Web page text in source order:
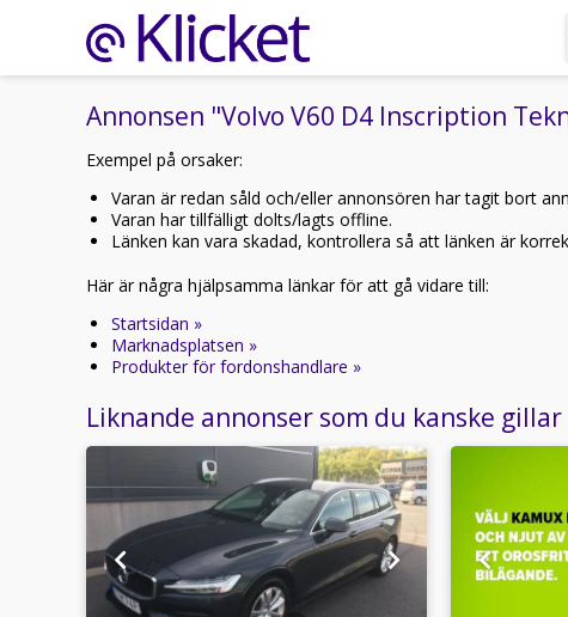
Annonsen "Volvo V60 D4 Inscription
Exempel på orsaker:
Varan är redan såld och/eller annonsören har tagit bort
Varan har tillfälligt dolts/lagts offline.
Länken kan vara skadad, kontrollera så att länken är
Här är några hjälpsamma länkar för att gå vidare till:
Startsidan »
Marknadsplatsen »
Produkter för fordonshandlare »
Liknande annonser som du kanske gillar